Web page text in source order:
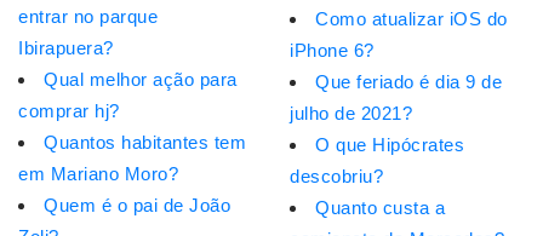
entrar no parque
Ibirapuera?
Qual melhor ação para
comprar hj?
Quantos habitantes tem
em Mariano Moro?
Quem é o pai de João
Como atualizar iOS do
iPhone 6?
Que feriado é dia 9 de
julho de 2021?
O que Hipócrates
descobriu?
Quanto custa a